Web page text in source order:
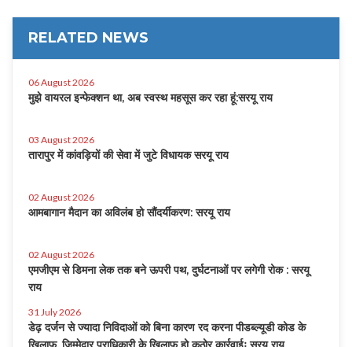
RELATED NEWS
06 August 2026
मुझे वायरल इन्फेक्शन था, अब स्वस्थ महसूस कर रहा हूं:सरयू राय
03 August 2026
तारापुर में कांवड़ियों की सेवा में जुटे विधायक सरयू राय
02 August 2026
आमबागान मैदान का अविलंब हो सौंदर्यीकरण: सरयू राय
02 August 2026
एमजीएम से डिमना लेक तक बने ऊपरी पथ, दुर्घटनाओं पर लगेगी रोक : सरयू
राय
31 July 2026
डेढ़ दर्जन से ज्यादा निविदाओं को बिना कारण रद करना पीडब्ल्यूडी कोड के